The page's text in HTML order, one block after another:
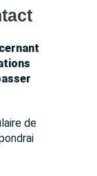
de